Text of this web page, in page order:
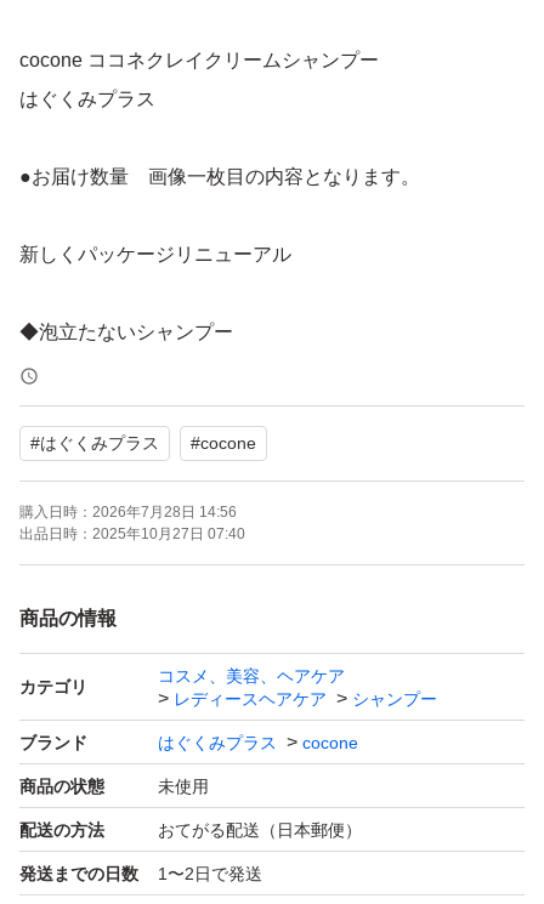
cocone ココネクレイクリームシャンプー
はぐくみプラス
●お届け数量 画像一枚目の内容となります。
新しくパッケージリニューアル
◆泡立たないシャンプー
マイクロクレイで毛穴の汚れをしっかり洗浄
◆トリートメント不要でトゥルンとした髪の毛になりま
す。
■直接封筒に入れて発送します
はぐくみプラス ココネシャンプー
お試し サンプル トライアル
#はぐくみプラス #cocone
購入日時： 2026年7月28日 14:56
出品日時： 2025年10月27日 07:40
商品の情報
カテゴリ
コスメ、美容、ヘアケア
レディースヘアケア
シャンプー
ブランド はぐくみプラス cocone
商品の状態 未使用
配送の方法 おてがる配送（日本郵便）
発送までの日数 1〜2日で発送